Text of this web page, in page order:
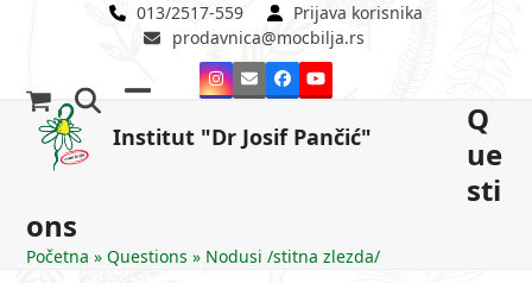
013/2517-559
Prijava korisnika
prodavnica@mocbilja.rs
Instagram
EmailFacebookYouTube
Institut "Dr Josif Pančić"
mobile
mobile
Q
ue
sti
ons
Početna »Questions » Nodusi /stitna zlezda/